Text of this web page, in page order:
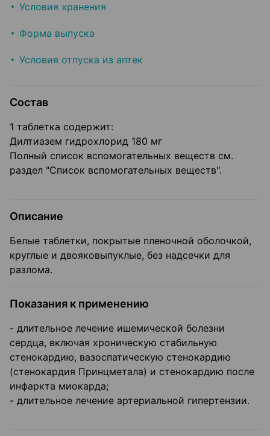
Условия хранения
Форма выпуска
Условия отпуска из аптек
Состав
1 таблетка содержит:
Дилтиазем гидрохлорид 180 мг
Полный список вспомогательных веществ см.
раздел "Список вспомогательных веществ".
Описание
Белые таблетки, покрытые пленочной оболочкой,
круглые и двояковыпуклые, без надсечки для
разлома.
Показания к применению
- длительное лечение ишемической болезни
сердца, включая хроническую стабильную
стенокардию, вазоспатическую стенокардию
(стенокардия Принцметала) и стенокардию после
инфаркта миокарда;
- длительное лечение артериальной гипертензии.